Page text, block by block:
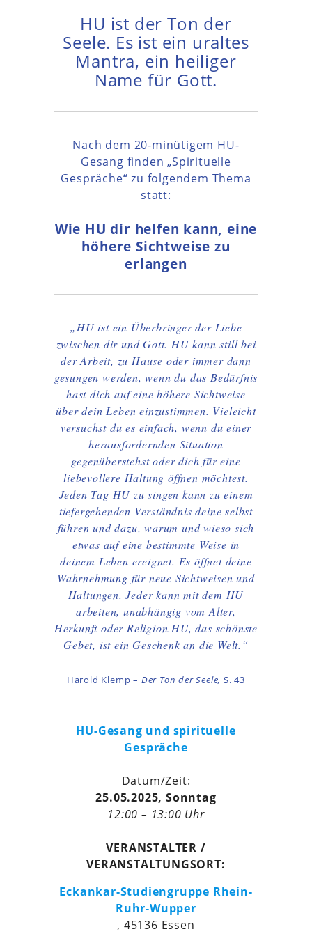
HU ist der Ton der
Seele. Es ist ein uraltes
Mantra, ein heiliger
Name für Gott.
Nach dem 20-minütigem HU-
Gesang finden „Spirituelle
Gespräche“ zu folgendem Thema
statt:
Wie HU dir helfen kann, eine
höhere Sichtweise zu
erlangen
„HU ist ein Überbringer der Liebe
zwischen dir und Gott. HU kann still bei
der Arbeit, zu Hause oder immer dann
gesungen werden, wenn du das Bedürfnis
hast dich auf eine höhere Sichtweise
über dein Leben einzustimmen. Vieleicht
versuchst du es einfach, wenn du einer
herausfordernden Situation
gegenüberstehst oder dich für eine
liebevollere Haltung öffnen möchtest.
Jeden Tag HU zu singen kann zu einem
tiefergehenden Verständnis deine selbst
führen und dazu, warum und wieso sich
etwas auf eine bestimmte Weise in
deinem Leben ereignet. Es öffnet deine
Wahrnehmung für neue Sichtweisen und
Haltungen. Jeder kann mit dem HU
arbeiten, unabhängig vom Alter,
Herkunft oder Religion.HU, das schönste
Gebet, ist ein Geschenk an die Welt.“
Harold Klemp – Der Ton der Seele,S. 43
HU-Gesang und spirituelle
Gespräche
Datum/Zeit:
25.05.2025, Sonntag
12:00 – 13:00 Uhr
VERANSTALTER /
VERANSTALTUNGSORT:
Eckankar-Studiengruppe Rhein-
Ruhr-Wupper
, 45136 Essen